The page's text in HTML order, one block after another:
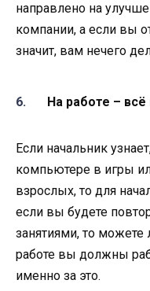
направлено на
компании, а если вы
значит, вам нечего
На работе –
Если начальник
компьютере в игры
взрослых, то для
если вы будете
занятиями, то
работе вы должны
именно за это.